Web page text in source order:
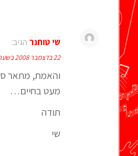
שי טוחנר הגיב:
22 בדצמבר 2008 בשעה 11:59
והאמת, מתאר
מעט בחיים…
תודה
שי